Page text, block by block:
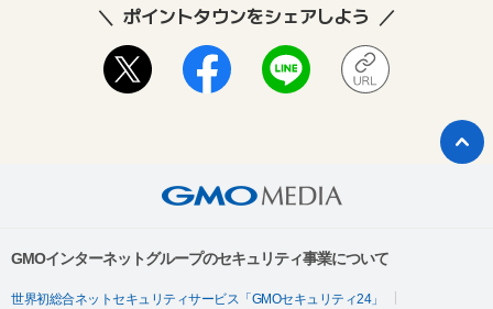
ポイントタウンをシェアしよう
GMOインターネットグループのセキュリティ事業について
世界初総合ネットセキュリティサービス「GMOセキュリティ24」